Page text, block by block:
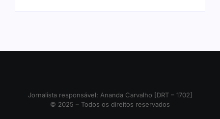
Jornalista responsável: Ananda Carvalho [DRT – 1702]
© 2025 – Todos os direitos reservados